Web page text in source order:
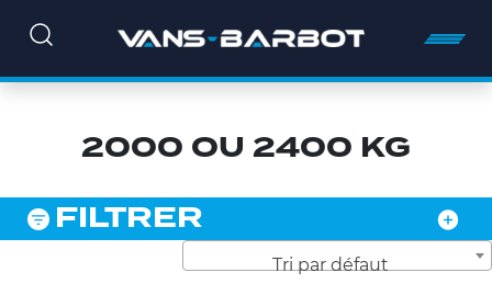
2000 OU 2400 KG
FILTRER
Tri par défaut